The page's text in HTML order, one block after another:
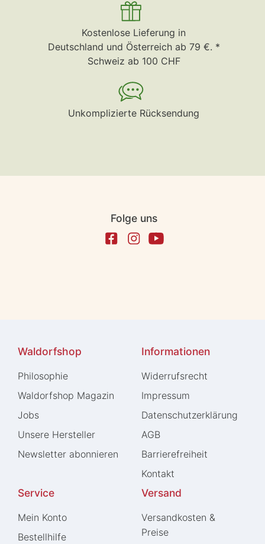
Kostenlose Lieferung in
Deutschland und Österreich ab 79 €. *
Schweiz ab 100 CHF
Unkomplizierte Rücksendung
Folge uns
Waldorfshop
Philosophie
Waldorfshop Magazin
Jobs
Unsere Hersteller
Newsletter abonnieren
Informationen
Widerrufs­recht
Impressum
Daten­schutz­erklärung
AGB
Barrierefreiheit
Kontakt
Service
Mein Konto
Bestellhilfe
Versand
Versandkosten &
Preise